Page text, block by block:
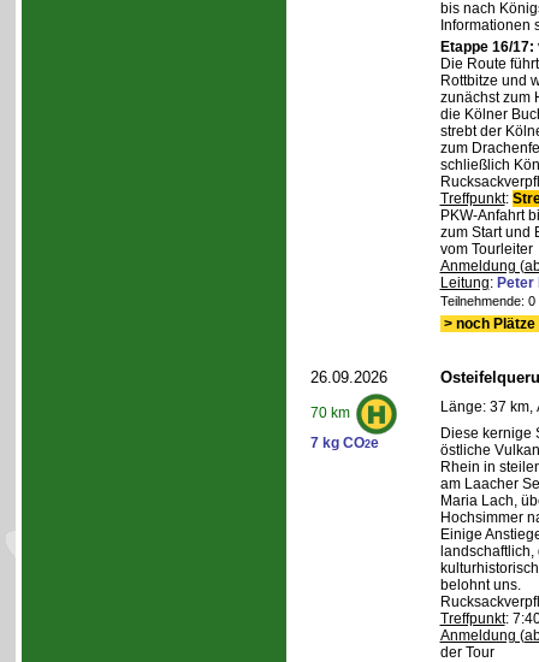
bis nach
Informationen
Etappe 16/
Die Route
Rottbitze und
zunächst zum
die Kölner
strebt der
zum
schließlich
Treffpunkt:
PKW-Anfahrt
zum Start und
vom Tourleiter
Anmeldung
Leitung: Peter
Teilnehmende:
> noch
26.09.2026
70 km
7 kg CO2e
Länge: 37 km,
Diese kernige
östliche
Rhein in
am Laacher
Maria Lach,
Hochsimmer
Einige
belohnt uns.
Treffpunkt:
Anmeldung
der Tour